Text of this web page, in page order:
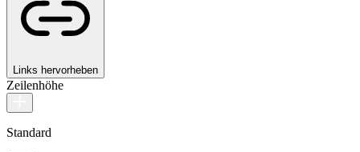
Links hervorheben
Zeilenhöhe
Standard